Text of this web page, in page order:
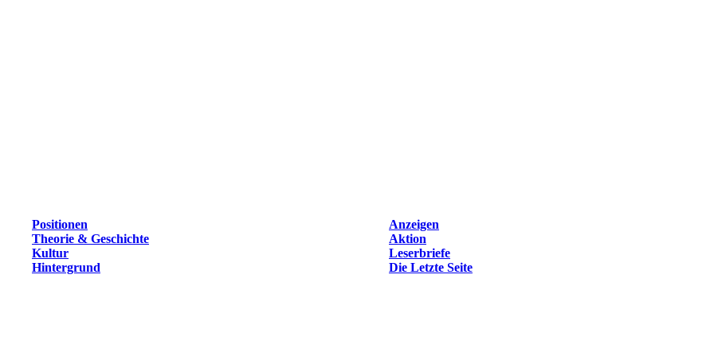
Positionen
Anzeigen
Theorie & Geschichte
Aktion
Kultur
Leserbriefe
Hintergrund Die Letzte Seite